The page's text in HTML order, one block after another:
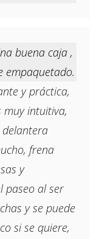
buena caja ,
empaquetado.
y práctica,
muy intuitiva,
frena
y
paseo al ser
y se puede
si se quiere,